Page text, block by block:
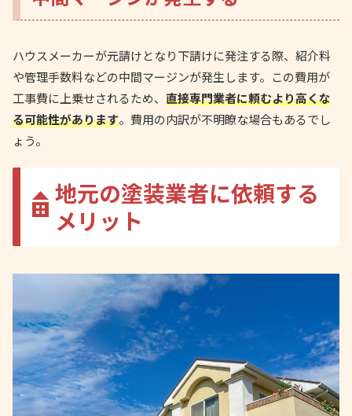
ハウスメーカーが元請けとなり下請けに発注する際、紹介料
や管理手数料などの中間マージンが発生します。この費用が
工事費に上乗せされるため、 直接専門業者に頼むより高くな
る可能性があります。費用の内訳が不明瞭な場合もあるでし
ょう。
地元の塗装業者に依頼する
メリット